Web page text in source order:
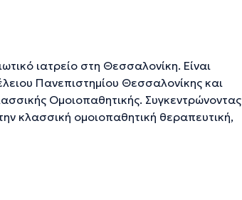
ιατρείο στη Θεσσαλονίκη. Είναι
Πανεπιστημίου Θεσσαλονίκης και
Ομοιοπαθητικής. Συγκεντρώνοντας
κλασσική ομοιοπαθητική θεραπευτική,
στρες, ευερεθιστότητα, αϋπνία,